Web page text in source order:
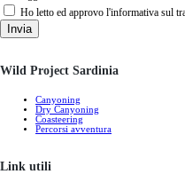
Ho letto ed approvo l'informativa sul
Invia
Wild Project Sardinia
Canyoning
Dry Canyoning
Coasteering
Percorsi avventura
Link utili